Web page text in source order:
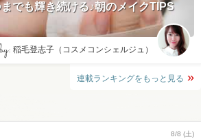
でも輝き続ける♪朝のメイクTIPS
by: 稲毛登志子（コスメコンシェルジュ）
連載ランキングをもっと見る
8/8 (土)